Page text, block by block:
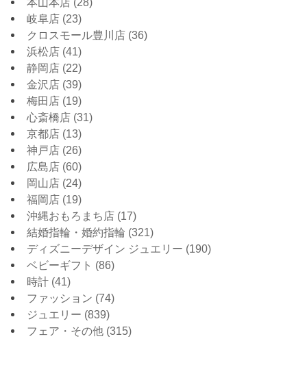
岐阜店 (23)
クロスモール豊川店 (36)
浜松店 (41)
静岡店 (22)
金沢店 (39)
梅田店 (19)
心斎橋店 (31)
京都店 (13)
神戸店 (26)
広島店 (60)
岡山店 (24)
福岡店 (19)
沖縄おもろまち店 (17)
結婚指輪・婚約指輪 (321)
ディズニーデザイン ジュエリー (190)
ベビーギフト (86)
時計 (41)
ファッション (74)
ジュエリー (839)
フェア・その他 (315)